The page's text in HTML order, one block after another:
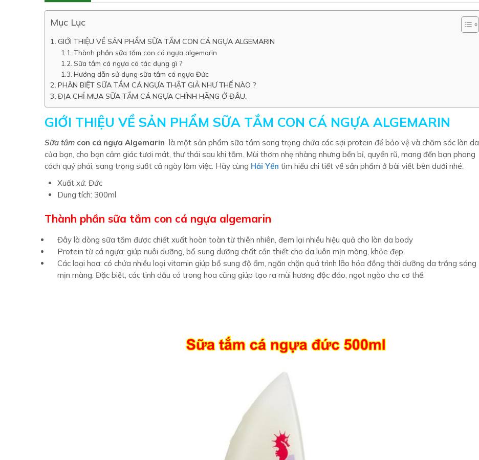
Mục Lục
GIỚI THIỆU VỀ SẢN PHẨM SỮA TẮM CON CÁ NGỰA ALGEMARIN
Thành phần sữa tắm con cá ngựa algemarin
Sữa tắm cá ngựa có tác dụng gì ?
Hướng dẫn sử dụng sữa tắm cá ngựa Đức
PHÂN BIỆT SỮA TẮM CÁ NGỰA THẬT GIẢ NHƯ THẾ NÀO ?
ĐỊA CHỈ MUA SỮA TẮM CÁ NGỰA CHÍNH HÃNG Ở ĐÂU.
GIỚI THIỆU VỀ SẢN PHẨM SỮA TẮM CON CÁ NGỰA ALGEMARIN
Sữa tắm con cá ngựa Algemarin là một sản phẩm sữa tắm sang trọng chứa các sợi protein để bảo vệ và chăm sóc làn da
của bạn, cho bạn cảm giác tươi mát, thư thái sau khi tắm. Mùi thơm nhẹ nhàng nhưng bền bỉ, quyến rũ, mang đến bạn phong
cách quý phái, sang trọng suốt cả ngày làm việc. Hãy cùng Hải Yến tìm hiểu chi tiết về sản phẩm ở bài viết bên dưới nhé.
Xuất xứ: Đức
Dung tích: 300ml
Thành phần sữa tắm con cá ngựa algemarin
Đây là dòng sữa tắm được chiết xuất hoàn toàn từ thiên nhiên, đem lại nhiều hiệu quả cho làn da body
Protein từ cá ngựa: giúp nuôi dưỡng, bổ sung dưỡng chất cần thiết cho da luôn mịn màng, khỏe đẹp.
Các loại hoa: có chứa nhiều loại vitamin giúp bổ sung độ ẩm, ngăn chặn quá trình lão hóa đồng thời dưỡng da trắng sáng
mịn màng. Đặc biệt, các tinh dầu có trong hoa cũng giúp tạo ra mùi hương độc đáo, ngọt ngào cho cơ thể.